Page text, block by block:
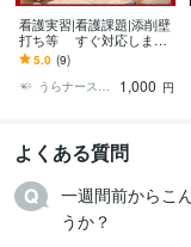
看護実習|看護課題|添削壁
打ち等 すぐ対応します
予算を抑えたい｜時間が
ない｜添削・加筆・修
正 すぐ連絡を！
5.0 (9)
うらナース＠看護過程の達人
1,000 円
よくある質問
一週間前からこ
うか？